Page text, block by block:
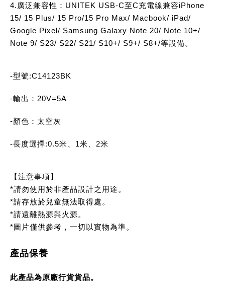
4.廣泛兼容性：UNITEK USB-C至C充電線兼容iPhone
15/ 15 Plus/ 15 Pro/15 Pro Max/ Macbook/ iPad/
Google Pixel/ Samsung Galaxy Note 20/ Note 10+/
Note 9/ S23/ S22/ S21/ S10+/ S9+/ S8+/等設備。
-型號:C14123BK
-輸出：20V=5A
-顏色：太空灰
-長度選擇:0.5米 1米 2米
【注意事項】
*請勿使用於非產品設計之用途。
*請存放於兒童無法取得處。
*請遠離熱源與火源。
*圖片僅供參考，一切以實物為準。
產品保養
此產品為原廠行貨貨品。